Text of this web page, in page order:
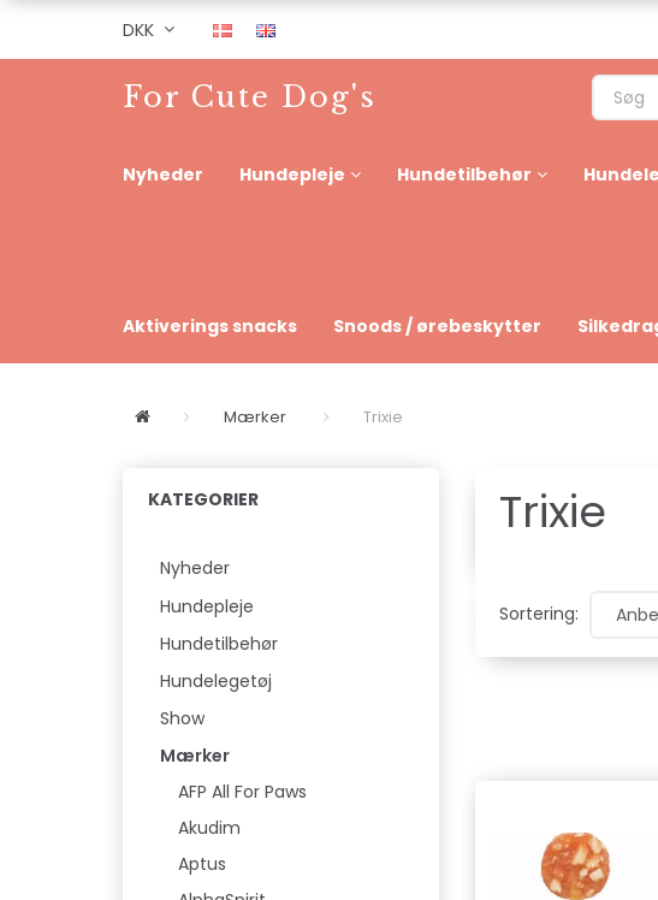
DKK
For Cute Dog's
Nyheder Hundepleje Hundetilbehør
Aktiverings snacks Snoods / ørebeskytter
Mærker Trixie
KATEGORIER
Nyheder
Hundepleje
Hundetilbehør
Hundelegetøj
Show
Mærker
AFP All For Paws
Akudim
Aptus
Trixie
Sortering: